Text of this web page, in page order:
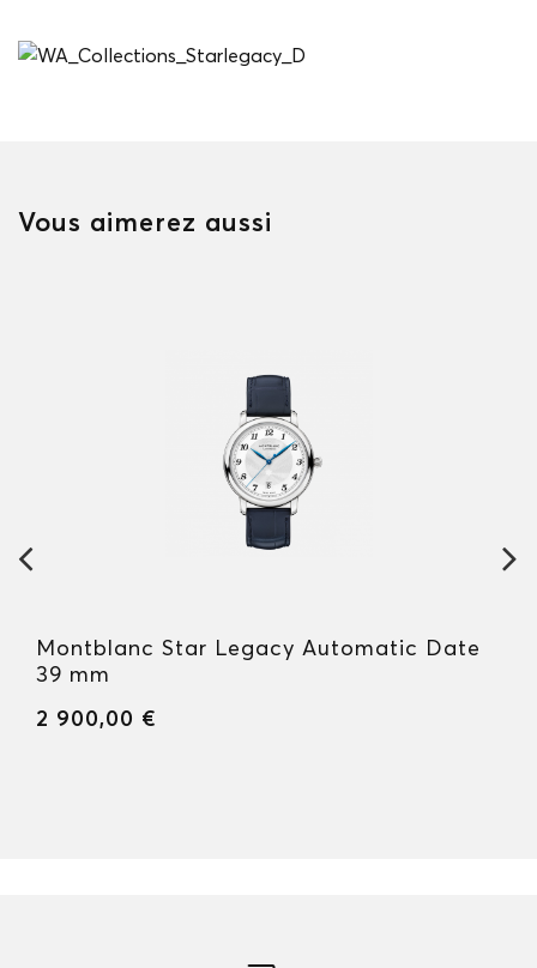
Vous aimerez aussi
Montblanc Star Legacy Automatic Date
39 mm
2 900,00 €